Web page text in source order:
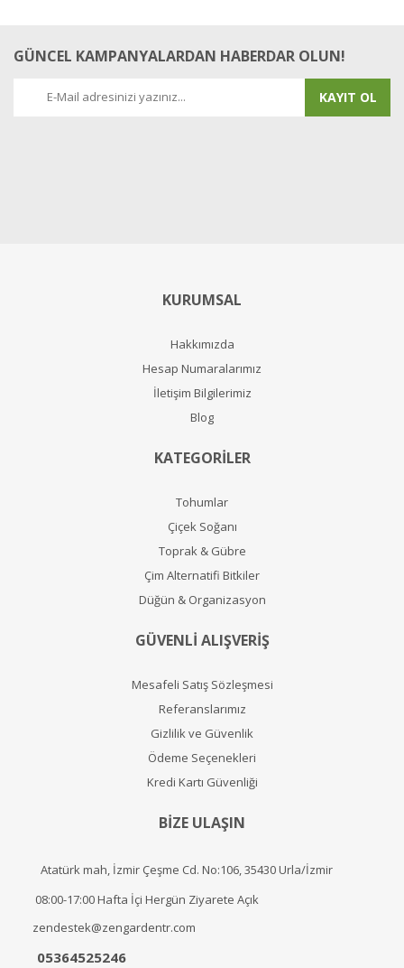
GÜNCEL KAMPANYALARDAN HABERDAR OLUN!
KAYIT OL
KURUMSAL
Hakkımızda
Hesap Numaralarımız
İletişim Bilgilerimiz
Blog
KATEGORİLER
Tohumlar
Çiçek Soğanı
Toprak & Gübre
Çim Alternatifi Bitkiler
Düğün & Organizasyon
GÜVENLİ ALIŞVERİŞ
Mesafeli Satış Sözleşmesi
Referanslarımız
Gizlilik ve Güvenlik
Ödeme Seçenekleri
Kredi Kartı Güvenliği
BİZE ULAŞIN
Atatürk mah, İzmir Çeşme Cd. No:106, 35430 Urla/İzmir
08:00-17:00 Hafta İçi Hergün Ziyarete Açık
zendestek@zengardentr.com
05364525246